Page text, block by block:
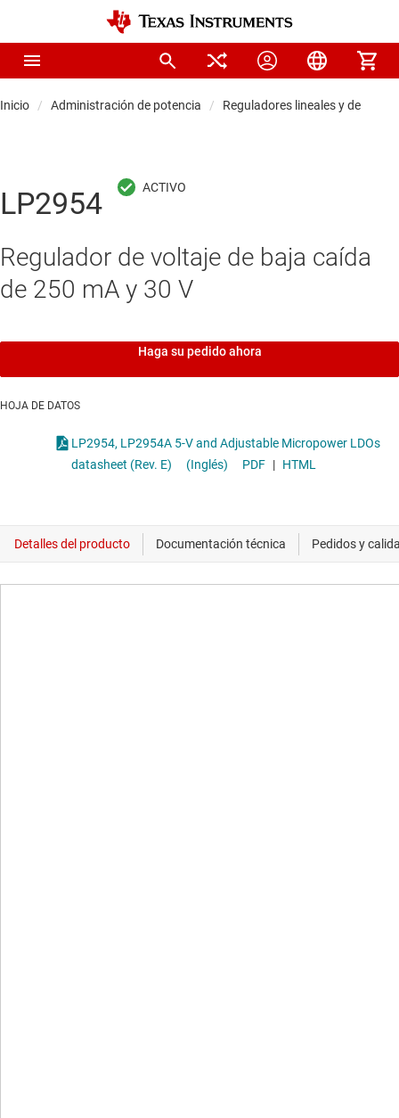
Inicio Administración de potencia Reguladores lineales y de baja
LP2954
Regulador de voltaje de baja caída
de 250 mA y 30 V
Haga su pedido ahora
HOJA DE DATOS
LP2954, LP2954A 5-V and Adjustable Micropower LDOs
datasheet (Rev. E)
(Inglés) PDF | HTML